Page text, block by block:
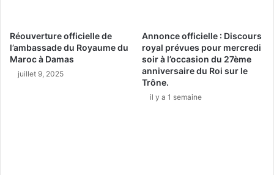
Réouverture officielle de
l’ambassade du Royaume du
Maroc à Damas
juillet 9, 2025
Annonce officielle : Discours
royal prévues pour mercredi
soir à l’occasion du 27ème
anniversaire du Roi sur le
Trône.
il y a 1 semaine